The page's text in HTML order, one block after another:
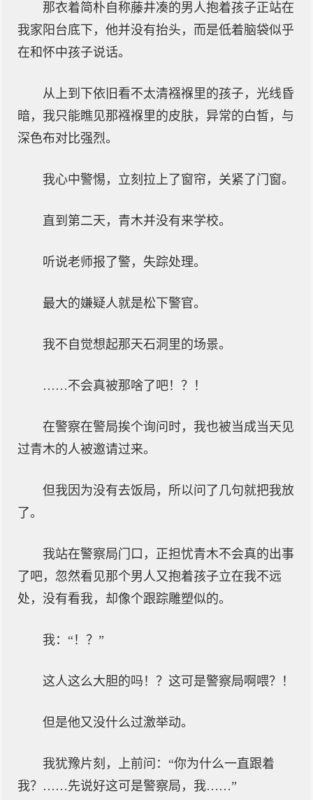
那衣着简朴自称藤井凑的男人抱着孩子正站在
我家阳台底下，他并没有抬头，而是低着脑袋似乎
在和怀中孩子说话。
从上到下依旧看不太清襁褓里的孩子，光线昏
暗，我只能瞧见那襁褓里的皮肤，异常的白皙，与
深色布对比强烈。
我心中警惕，立刻拉上了窗帘，关紧了门窗。
直到第二天，青木并没有来学校。
听说老师报了警，失踪处理。
最大的嫌疑人就是松下警官。
我不自觉想起那天石洞里的场景。
……不会真被那啥了吧！？！
在警察在警局挨个询问时，我也被当成当天见
过青木的人被邀请过来。
但我因为没有去饭局，所以问了几句就把我放
了。
我站在警察局门口，正担忧青木不会真的出事
了吧，忽然看见那个男人又抱着孩子立在我不远
处，没有看我，却像个跟踪雕塑似的。
我：“！？”
这人这么大胆的吗！？这可是警察局啊喂？！
但是他又没什么过激举动。
我犹豫片刻，上前问：“你为什么一直跟着
我？……先说好这可是警察局，我……”